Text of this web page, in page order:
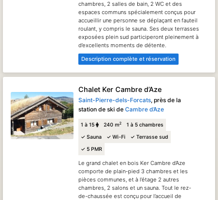
chambres, 2 salles de bain, 2 WC et des
espaces communs spécialement conçus pour
accueillir une personne se déplaçant en fauteil
roulant, y compris le sauna. Ses deux terrasses
exposées plein sud participeront pleinement à
d’excellents moments de détente.
Description complète et réservation
Chalet Ker Cambre d’Aze
Saint-Pierre-dels-Forcats, près de la
station de ski deCambre d’Aze
1 à 15 240 m2
1 à 5 chambres
✓ Sauna
✓ Wi-Fi
✓ Terrasse sud
✓ 5 PMR
Le grand chalet en bois Ker Cambre d’Aze
comporte de plain-pied 3 chambres et les
pièces communes, et à l’étage 2 autres
chambres, 2 salons et un sauna. Tout le rez-
de-chaussée est conçu pour l’accueil de